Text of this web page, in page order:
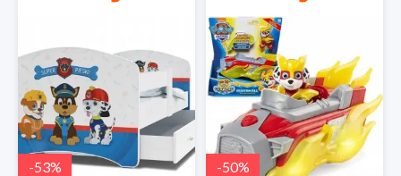
-53% -50%